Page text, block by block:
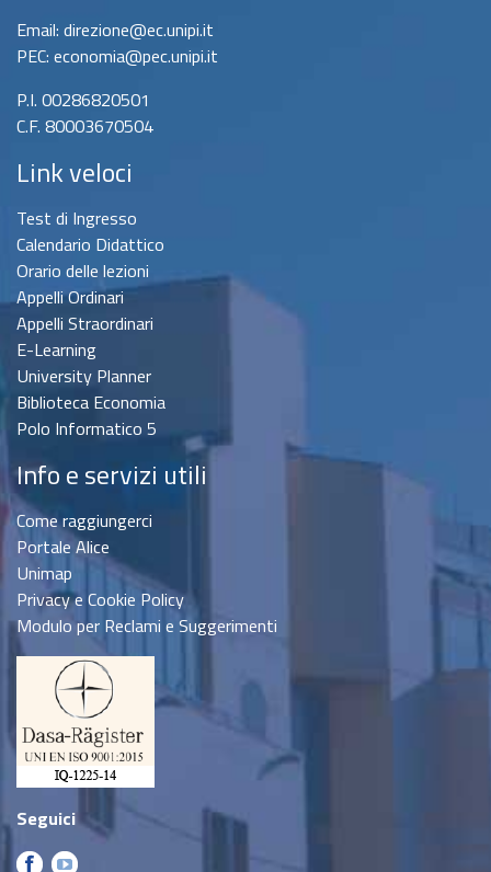
Email: direzione@ec.unipi.it
PEC: economia@pec.unipi.it
P.I. 00286820501
C.F. 80003670504
Link veloci
Test di Ingresso
Calendario Didattico
Orario delle lezioni
Appelli Ordinari
Appelli Straordinari
E-Learning
University Planner
Biblioteca Economia
Polo Informatico 5
Info e servizi utili
Come raggiungerci
Portale Alice
Unimap
Privacy e Cookie Policy
Modulo per Reclami e Suggerimenti
Seguici